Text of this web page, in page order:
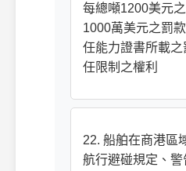
每總噸1200美元
1000萬美元之罰
任能力證書所載
任限制之權利
22. 船舶在商港區
航行避碰規定、